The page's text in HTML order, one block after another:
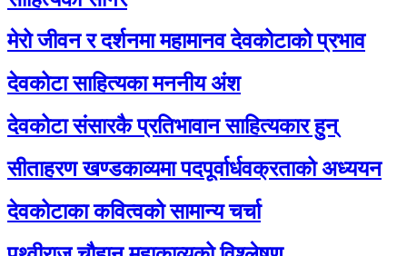
मेरो जीवन र दर्शनमा महामानव देवकोटाको प्रभाव
देवकोटा साहित्यका मननीय अंश
देवकोटा संसारकै प्रतिभावान साहित्यकार हुन्
सीताहरण खण्डकाव्यमा पदपूर्वार्धवक्रताको अध्ययन
देवकोटाका कवित्वको सामान्य चर्चा